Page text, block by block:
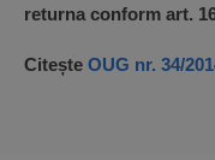
returna conform art.
Citește OUG nr. 34/